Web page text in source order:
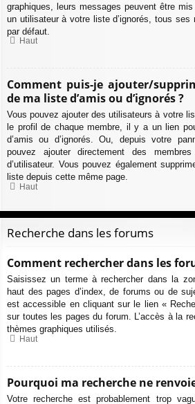
graphiques, leurs messages peuvent être
un utilisateur à votre liste d’ignorés, tous ses
par défaut.
Haut
Comment puis-je ajouter/
de ma liste d’amis ou d’ignorés ?
Vous pouvez ajouter des utilisateurs à votre
le profil de chaque membre, il y a un lien
d’amis ou d’ignorés. Ou, depuis votre
pouvez ajouter directement des
d’utilisateur. Vous pouvez également
liste depuis cette même page.
Haut
Recherche dans les forums
Comment rechercher dans les
Saisissez un terme à rechercher dans la
haut des pages d’index, de forums ou de
est accessible en cliquant sur le lien «
sur toutes les pages du forum. L’accès à la
thèmes graphiques utilisés.
Haut
Pourquoi ma recherche ne
Votre recherche est probablement trop